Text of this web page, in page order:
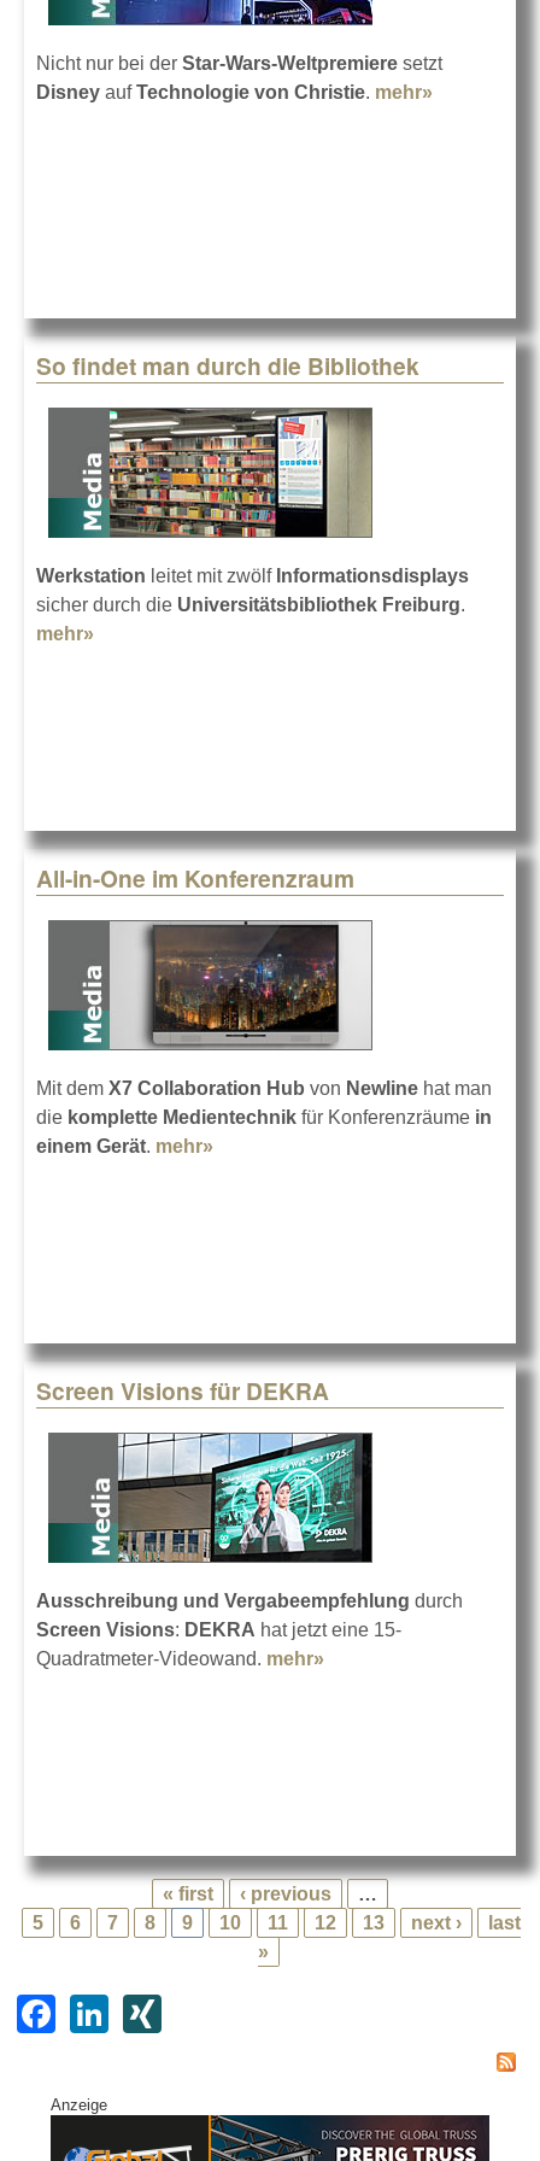
Nicht nur bei der Star-Wars-Weltpremiere setzt
Disney aufTechnologie von Christie. mehr»
So findet man durch die Bibliothek
Werkstation leitet mit zwölf Informationsdisplays
sicher durch die Universitätsbibliothek Freiburg.
mehr»
All-in-One im Konferenzraum
Mit dem X7 Collaboration Hub von Newline hat man
die komplette Medientechnik für Konferenzräume in
einem Gerät. mehr»
Screen Visions für DEKRA
Ausschreibung und Vergabeempfehlung durch
Screen Visions: DEKRA hat jetzt eine 15-
Quadratmeter-Videowand. mehr»
« first ‹ previous
…
5
6 7 8 9 10 11 12 13 next ›
last
»
F
c
e
Li
e
Anzeige